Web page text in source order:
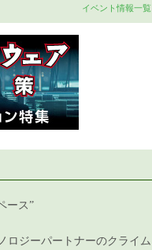
イベント情報一覧
ース”
ロジーパートナーのクライム